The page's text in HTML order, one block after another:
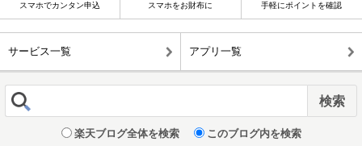
スマホでカンタン申込 スマホをお財布に 手軽にポイントを確認
サービス一覧 アプリ一覧
楽天ブログ全体を検索 このブログ内を検索